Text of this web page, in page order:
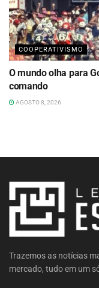
COOPERATIVISMO
O mundo olha para
comando
AGOSTO 8, 2026
Trazemos as notícias
mercado, tudo em um